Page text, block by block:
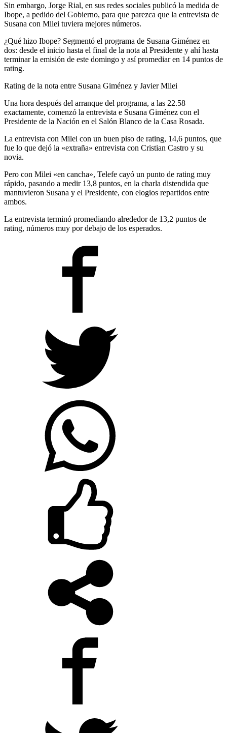
Sin embargo, Jorge Rial, en sus redes sociales publicó la medida de
Ibope, a pedido del Gobierno, para que parezca que la entrevista de
Susana con Milei tuviera mejores números.
¿Qué hizo Ibope? Segmentó el programa de Susana Giménez en
dos: desde el inicio hasta el final de la nota al Presidente y ahí hasta
terminar la emisión de este domingo y así promediar en 14 puntos de
rating.
Rating de la nota entre Susana Giménez y Javier Milei
Una hora después del arranque del programa, a las 22.58
exactamente, comenzó la entrevista e Susana Giménez con el
Presidente de la Nación en el Salón Blanco de la Casa Rosada.
La entrevista con Milei con un buen piso de rating, 14,6 puntos, que
fue lo que dejó la «extraña» entrevista con Cristian Castro y su
novia.
Pero con Milei «en cancha», Telefe cayó un punto de rating muy
rápido, pasando a medir 13,8 puntos, en la charla distendida que
mantuvieron Susana y el Presidente, con elogios repartidos entre
ambos.
La entrevista terminó promediando alrededor de 13,2 puntos de
rating, números muy por debajo de los esperados.